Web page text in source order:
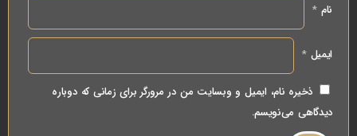
نام*
ایمیل*
ذخیره نام، ایمیل و وبسایت من در مرورگر برای زمانی که دوباره
دیدگاهی می‌نویسم.